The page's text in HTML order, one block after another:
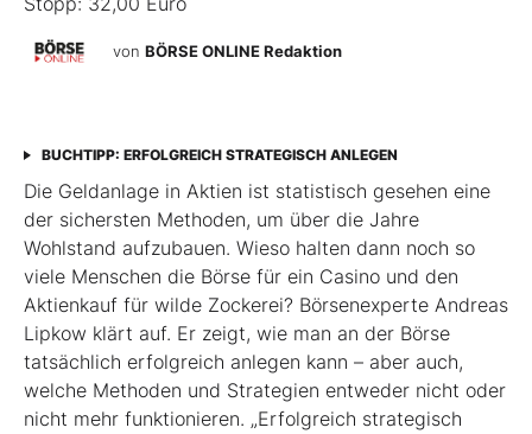
von BÖRSE ONLINE Redaktion
BUCHTIPP: ERFOLGREICH STRATEGISCH ANLEGEN
Die Geldanlage in Aktien ist statistisch gesehen eine
der sichersten Methoden, um über die Jahre
Wohlstand aufzubauen. Wieso halten dann noch so
viele Menschen die Börse für ein Casino und den
Aktienkauf für wilde Zockerei? Börsenexperte Andreas
Lipkow klärt auf. Er zeigt, wie man an der Börse
tatsächlich erfolgreich anlegen kann – aber auch,
welche Methoden und Strategien entweder nicht oder
nicht mehr funktionieren. „Erfolgreich strategisch